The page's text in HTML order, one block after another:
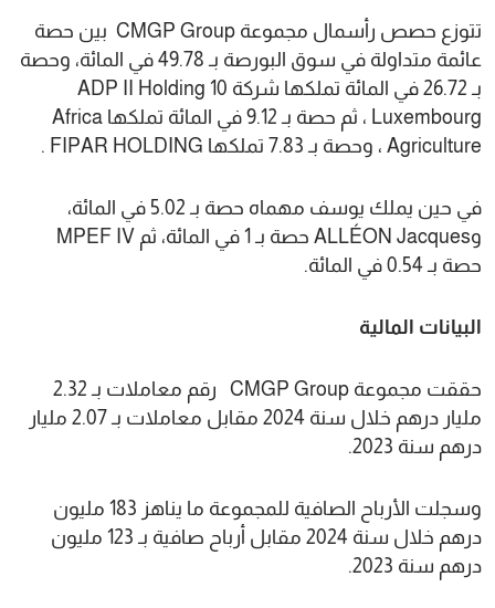
تتوزع حصص رأسمال مجموعة CMGP Group بين حصة
عائمة متداولة في سوق البورصة بـ 49.78 في المائة، وحصة
بـ 26.72 في المائة تملكها شركة ADP II Holding 10
Luxembourg ، ثم حصة بـ 9.12 في المائة تملكها Africa
Agriculture ، وحصة بـ 7.83 تملكها FIPAR HOLDING .
في حين يملك يوسف مهماه حصة بـ 5.02 في المائة،
وALLÉON Jacques حصة بـ 1 في المائة، ثم MPEF IV
حصة بـ 0.54 في المائة.
البيانات المالية
حققت مجموعة CMGP Group رقم معاملات بـ 2.32
مليار درهم خلال سنة 2024 مقابل معاملات بـ 2.07 مليار
درهم سنة 2023.
وسجلت الأرباح الصافية للمجموعة ما يناهز 183 مليون
درهم خلال سنة 2024 مقابل أرباح صافية بـ 123 مليون
درهم سنة 2023.